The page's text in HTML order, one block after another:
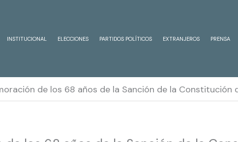
INSTITUCIONAL ELECCIONES PARTIDOS POLÍTICOS EXTRANJEROS PRENSA
de los 68 años de la Sanción de la Constitución